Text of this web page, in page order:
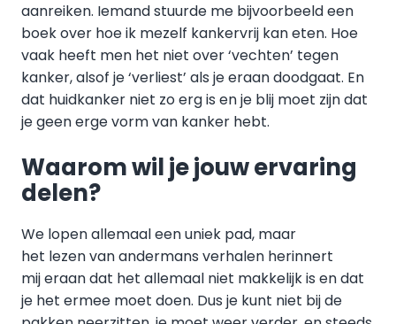
aanreiken. Iemand stuurde me bijvoorbeeld een
boek over hoe ik mezelf kankervrij kan eten. Hoe
vaak heeft men het niet over ‘vechten’ tegen
kanker, alsof je ‘verliest’ als je eraan doodgaat. En
dat huidkanker niet zo erg is en je blij moet zijn dat
je geen erge vorm van kanker hebt.
Waarom wil je jouw ervaring
delen?
We lopen allemaal een uniek pad, maar
het lezen van andermans verhalen herinnert
mij eraan dat het allemaal niet makkelijk is en dat
je het ermee moet doen. Dus je kunt niet bij de